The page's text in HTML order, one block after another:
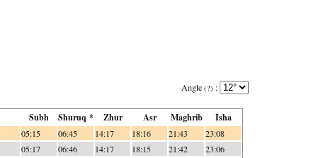
Angle (?) :
Subh Shuruq * Zhur Asr Maghrib Isha
05:15 06:45 14:17 18:16 21:43 23:08
05:17 06:46 14:17 18:15 21:42 23:06